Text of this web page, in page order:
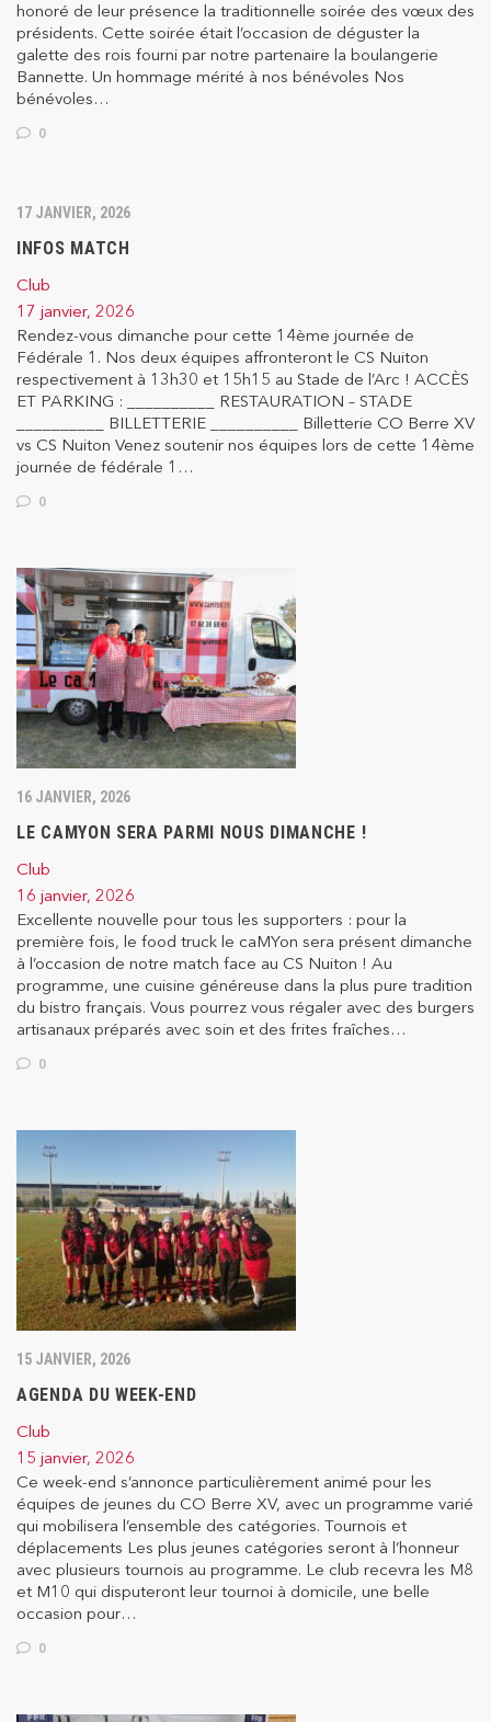
honoré de leur présence la traditionnelle soirée des vœux des
présidents. Cette soirée était l’occasion de déguster la
galette des rois fourni par notre partenaire la boulangerie
Bannette. Un hommage mérité à nos bénévoles Nos
bénévoles…
0
17 JANVIER, 2026
INFOS MATCH
Club
17 janvier, 2026
Rendez-vous dimanche pour cette 14ème journée de
Fédérale 1. Nos deux équipes affronteront le CS Nuiton
respectivement à 13h30 et 15h15 au Stade de l’Arc ! ACCÈS
ET PARKING : __________ RESTAURATION – STADE
__________ BILLETTERIE __________ Billetterie CO Berre XV
vs CS Nuiton Venez soutenir nos équipes lors de cette 14ème
journée de fédérale 1…
0
16 JANVIER, 2026
LE CAMYON SERA PARMI NOUS DIMANCHE !
Club
16 janvier, 2026
Excellente nouvelle pour tous les supporters : pour la
première fois, le food truck le caMYon sera présent dimanche
à l’occasion de notre match face au CS Nuiton ! Au
programme, une cuisine généreuse dans la plus pure tradition
du bistro français. Vous pourrez vous régaler avec des burgers
artisanaux préparés avec soin et des frites fraîches…
0
15 JANVIER, 2026
AGENDA DU WEEK-END
Club
15 janvier, 2026
Ce week-end s’annonce particulièrement animé pour les
équipes de jeunes du CO Berre XV, avec un programme varié
qui mobilisera l’ensemble des catégories. Tournois et
déplacements Les plus jeunes catégories seront à l’honneur
avec plusieurs tournois au programme. Le club recevra les M8
et M10 qui disputeront leur tournoi à domicile, une belle
occasion pour…
0